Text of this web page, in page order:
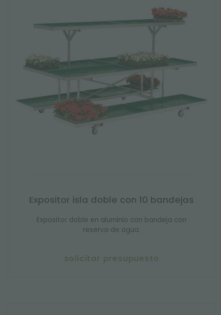
Expositor isla doble con 10 bandejas
Expositor doble en aluminio con bandeja con
reserva de agua.
solicitar presupuesto